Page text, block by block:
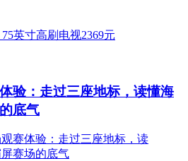
验：走过三座地标，读懂海
底气